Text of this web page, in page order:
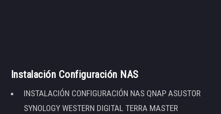
Instalación Configuración NAS
INSTALACIÓN CONFIGURACIÓN NAS QNAP ASUSTOR
SYNOLOGY WESTERN DIGITAL TERRA MASTER